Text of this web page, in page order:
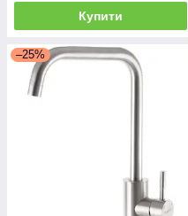
Купити
–25%